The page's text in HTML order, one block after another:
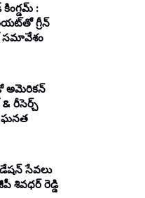
:
గ్రీన్
అమెరికన్
రీసెర్చ్
ఘనత
సేవలు
శివధర్ రెడ్డి